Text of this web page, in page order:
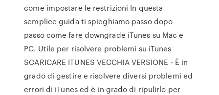
come impostare le restrizioni In questa
semplice guida ti spieghiamo passo dopo
passo come fare downgrade iTunes su Mac e
PC. Utile per risolvere problemi su iTunes
SCARICARE ITUNES VECCHIA VERSIONE - È in
grado di gestire e risolvere diversi problemi ed
errori di iTunes ed è in grado di ripulirlo per